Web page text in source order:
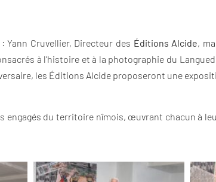
Yann Cruvellier, Directeur des Éditions Alcide,
à l’histoire et à la photographie du
les Éditions Alcide proposeront une
du territoire nîmois, œuvrant chacun à